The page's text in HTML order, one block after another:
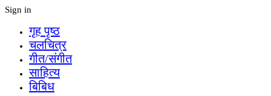
Sign in
गृह पृष्‍ठ
चलचित्र
गीत/संगीत
साहित्य
बिबिध